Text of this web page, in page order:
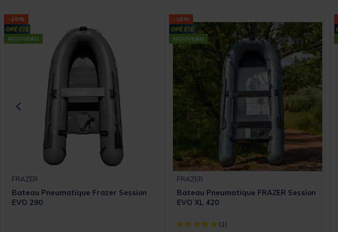
-20%
NOUVEAU
FRAZER
Bateau Pneumatique Frazer Session
EVO 290
-10%
NOUVEAU
FRAZER
Bateau Pneumatique FRAZER Session
EVO XL 420
[object Object] out of 5 Customer Rating
(1)